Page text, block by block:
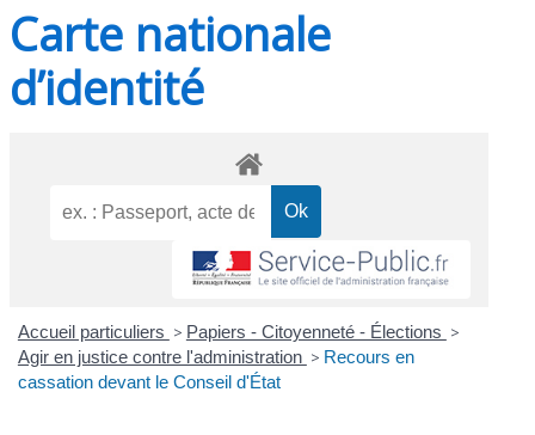
Carte nationale
d’identité
Accueil particuliers > Papiers - Citoyenneté - Élections >
Agir en justice contre l'administration > Recours en
cassation devant le Conseil d'État